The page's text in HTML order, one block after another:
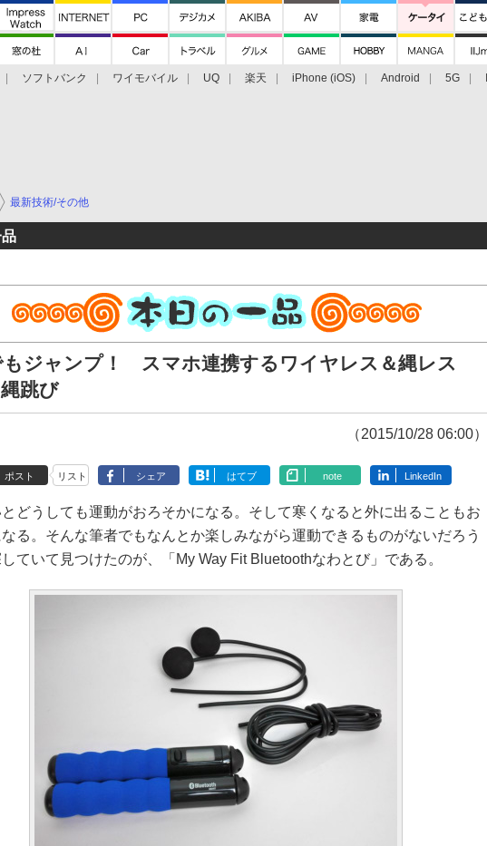
ソフトバンク ワイモバイル UQ 楽天 iPhone (iOS) Android 5G
最新技術/その他
もジャンプ！ スマホ連携するワイヤレス＆縄レス
縄跳び
（2015/10/28 06:00）
ポスト リスト シェア はてブ note LinkedIn
どうしても運動がおろそかになる。そして寒くなると外に出ることもお
る。そんな筆者でもなんとか楽しみながら運動できるものがないだろう
ていて見つけたのが、「My Way Fit Bluetoothなわとび」である。